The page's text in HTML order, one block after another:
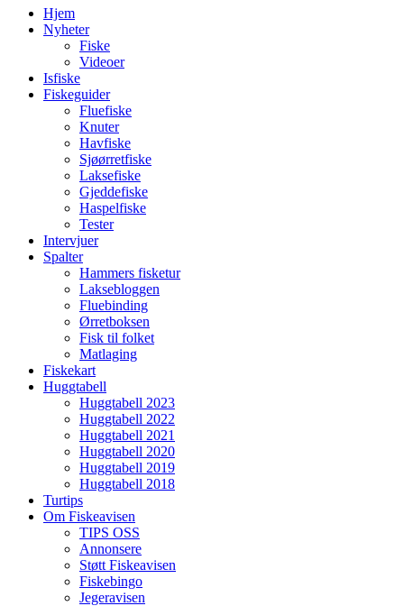
Hjem
Nyheter
Fiske
Videoer
Isfiske
Fiskeguider
Fluefiske
Knuter
Havfiske
Sjøørretfiske
Laksefiske
Gjeddefiske
Haspelfiske
Tester
Intervjuer
Spalter
Hammers fisketur
Laksebloggen
Fluebinding
Ørretboksen
Fisk til folket
Matlaging
Fiskekart
Huggtabell
Huggtabell 2023
Huggtabell 2022
Huggtabell 2021
Huggtabell 2020
Huggtabell 2019
Huggtabell 2018
Turtips
Om Fiskeavisen
TIPS OSS
Annonsere
Støtt Fiskeavisen
Fiskebingo
Jegeravisen